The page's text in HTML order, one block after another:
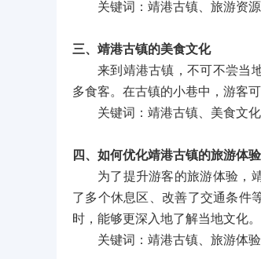
关键词：靖港古镇、旅游资
三、靖港古镇的美食文化
来到靖港古镇，不可不尝当
多食客。在古镇的小巷中，游客
关键词：靖港古镇、美食文
四、如何优化靖港古镇的旅游体验
为了提升游客的旅游体验，
了多个休息区、改善了交通条件
时，能够更深入地了解当地文化。
关键词：靖港古镇、旅游体